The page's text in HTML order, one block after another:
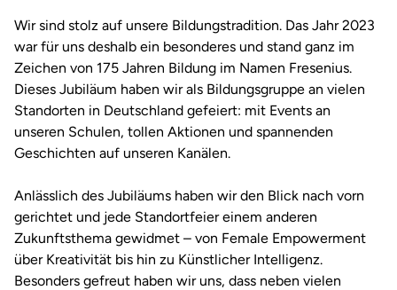
Wir sind stolz auf unsere Bildungstradition. Das Jahr 2023
war für uns deshalb ein besonderes und stand ganz im
Zeichen von 175 Jahren Bildung im Namen Fresenius.
Dieses Jubiläum haben wir als Bildungsgruppe an vielen
Standorten in Deutschland gefeiert: mit Events an
unseren Schulen, tollen Aktionen und spannenden
Geschichten auf unseren Kanälen.
Anlässlich des Jubiläums haben wir den Blick nach vorn
gerichtet und jede Standortfeier einem anderen
Zukunftsthema gewidmet – von Female Empowerment
über Kreativität bis hin zu Künstlicher Intelligenz.
Besonders gefreut haben wir uns, dass neben vielen